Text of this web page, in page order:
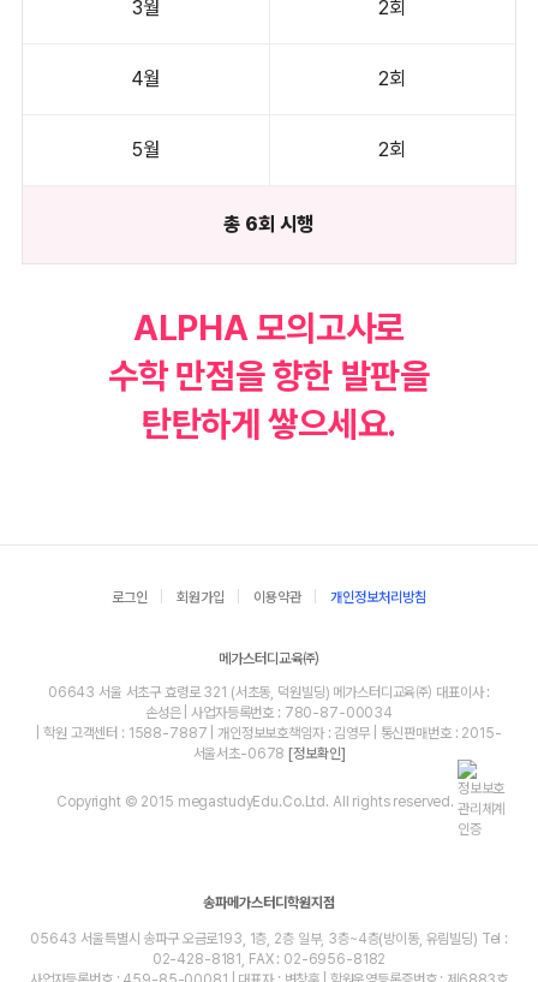
3월 2회
4월 2회
5월 2회
총 6회 시행
ALPHA 모의고사로
수학 만점을 향한 발판을
탄탄하게 쌓으세요.
로그인 회원가입 이용약관 개인정보처리방침
메가스터디교육㈜
06643 서울 서초구 효령로 321 (서초동, 덕원빌딩) 메가스터디교육㈜ 대표이사 :
손성은 | 사업자등록번호 : 780-87-00034
| 학원 고객센터 : 1588-7887 | 개인정보보호책임자 : 김영무 | 통신판매번호 : 2015-
서울서초-0678[정보확인]
Copyright © 2015 megastudyEdu.Co.Ltd. All rights reserved.
송파메가스터디학원지점
05643 서울특별시 송파구 오금로193, 1층, 2층 일부, 3층~4층(방이동, 유림빌딩) Tel :
02-428-8181, FAX : 02-6956-8182